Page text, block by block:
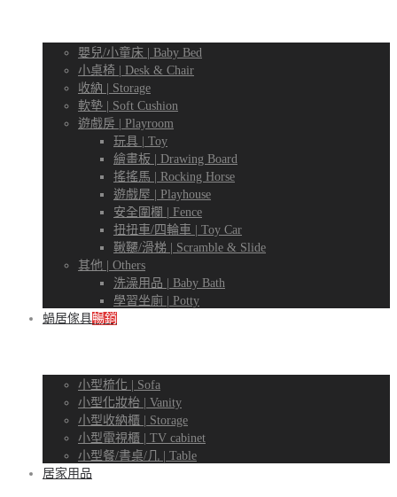
嬰兒/小童床 | Baby Bed
小桌椅 | Desk & Chair
收納 | Storage
軟墊 | Soft Cushion
遊戲房 | Playroom
玩具 | Toy
繪畫板 | Drawing Board
搖搖馬 | Rocking Horse
遊戲屋 | Playhouse
安全圍欄 | Fence
扭扭車/四輪車 | Toy Car
鞦韆/滑梯 | Scramble & Slide
其他 | Others
洗澡用品 | Baby Bath
學習坐廁 | Potty
蝸居傢具暢銷
小型梳化 | Sofa
小型化妝枱 | Vanity
小型收納櫃 | Storage
小型電視櫃 | TV cabinet
小型餐/書桌/几 | Table
居家用品